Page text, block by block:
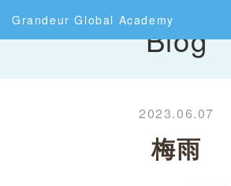
Grandeur Global AcademyBlog
2023.06.07
梅雨